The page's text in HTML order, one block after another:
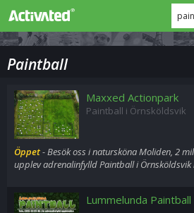
Paintball
Maxxed Actionpark
Paintball i Örnsköldsvik
Öppet- Besök oss i natursköna Moliden, 2
upplev adrenalinfylld Paintball i
Lummelunda Paintball